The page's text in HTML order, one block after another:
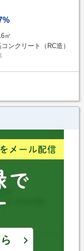
㎡
ンクリート（RC造）